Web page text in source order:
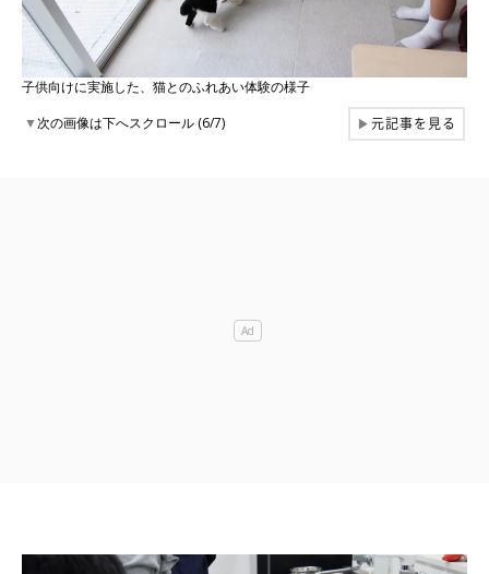
子供向けに実施した、猫とのふれあい体験の様子
▼次の画像は下へスクロール (6/7) ▶元記事を見る